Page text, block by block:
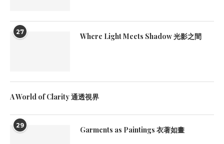
27 Where Light Meets Shadow 光影之間
A World of Clarity 通透視界
29 Garments as Paintings 衣著如畫